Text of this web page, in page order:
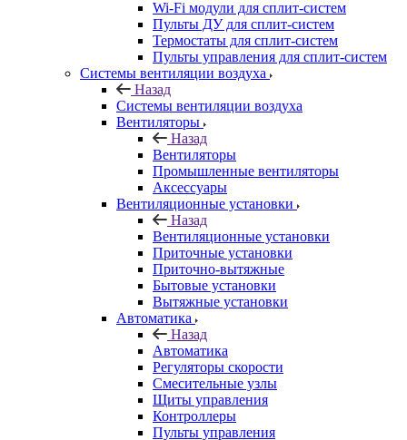
Wi-Fi модули для сплит-систем
Пульты ДУ для сплит-систем
Термостаты для сплит-систем
Пульты управления для сплит-систем
Системы вентиляции воздуха
Назад
Системы вентиляции воздуха
Вентиляторы
Назад
Вентиляторы
Промышленные вентиляторы
Аксессуары
Вентиляционные установки
Назад
Вентиляционные установки
Приточные установки
Приточно-вытяжные
Бытовые установки
Вытяжные установки
Автоматика
Назад
Автоматика
Регуляторы скорости
Смесительные узлы
Щиты управления
Контроллеры
Пульты управления